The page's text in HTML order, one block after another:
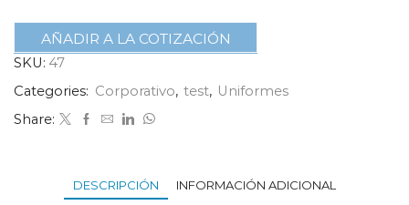
AÑADIR A LA COTIZACIÓN
SKU: 47
Categories: Corporativo, test, Uniformes
Share:
DESCRIPCIÓN
INFORMACIÓN ADICIONAL